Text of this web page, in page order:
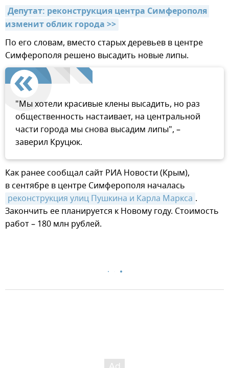
Депутат: реконструкция центра Симферополя
изменит облик города >>
По его словам, вместо старых деревьев в центре
Симферополя решено высадить новые липы.
"Мы хотели красивые клены высадить, но раз
общественность настаивает, на центральной
части города мы снова высадим липы", –
заверил Круцюк.
Как ранее сообщал сайт РИА Новости (Крым),
в сентябре в центре Симферополя началась
реконструкция улиц Пушкина и Карла Маркса .
Закончить ее планируется к Новому году. Стоимость
работ – 180 млн рублей.